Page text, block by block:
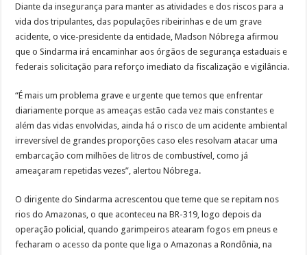
Diante da insegurança para manter as atividades e dos riscos para a
vida dos tripulantes, das populações ribeirinhas e de um grave
acidente, o vice-presidente da entidade, Madson Nóbrega afirmou
que o Sindarma irá encaminhar aos órgãos de segurança estaduais e
federais solicitação para reforço imediato da fiscalização e vigilância.
“É mais um problema grave e urgente que temos que enfrentar
diariamente porque as ameaças estão cada vez mais constantes e
além das vidas envolvidas, ainda há o risco de um acidente ambiental
irreversível de grandes proporções caso eles resolvam atacar uma
embarcação com milhões de litros de combustível, como já
ameaçaram repetidas vezes”, alertou Nóbrega.
O dirigente do Sindarma acrescentou que teme que se repitam nos
rios do Amazonas, o que aconteceu na BR-319, logo depois da
operação policial, quando garimpeiros atearam fogos em pneus e
fecharam o acesso da ponte que liga o Amazonas a Rondônia, na